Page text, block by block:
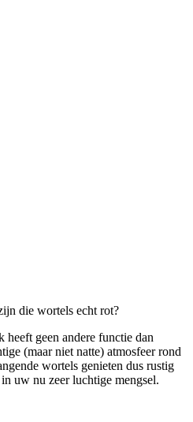
die wortels echt rot?
heeft geen andere functie dan
(maar niet natte) atmosfeer rond
wortels genieten dus rustig
uw nu zeer luchtige mengsel.